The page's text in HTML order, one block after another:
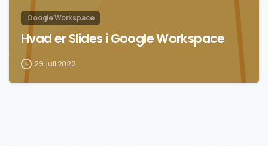
Google Workspace
Hvad er Slides i Google Workspace
29. juli 2022